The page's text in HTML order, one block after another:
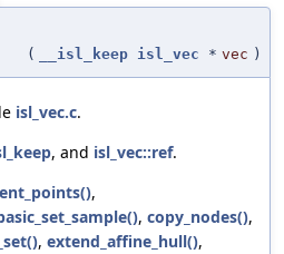
( __isl_keep isl_vec * vec )
isl_vec.c.
, and isl_vec::ref.
,
, copy_nodes(),
, extend_affine_hull(),